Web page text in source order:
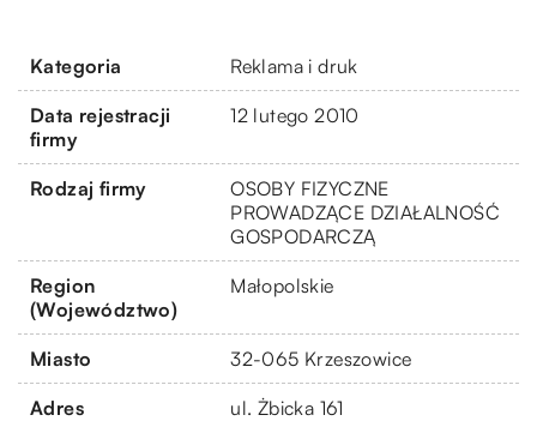
Kategoria Reklama i druk
Data rejestracji
firmy
12 lutego 2010
Rodzaj firmy
OSOBY FIZYCZNE
PROWADZĄCE DZIAŁALNOŚĆ
GOSPODARCZĄ
Region
(Województwo)
Małopolskie
Miasto 32-065 Krzeszowice
Adres ul. Żbicka 161